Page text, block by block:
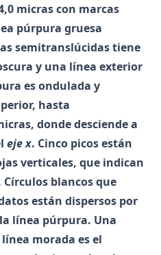
micras con marcas
púrpura gruesa
semitranslúcidas tiene
y una línea exterior
es ondulada y
hasta
donde desciende a
eje x. Cinco picos están
verticales, que indican
blancos que
están dispersos por
línea púrpura. Una
morada es el